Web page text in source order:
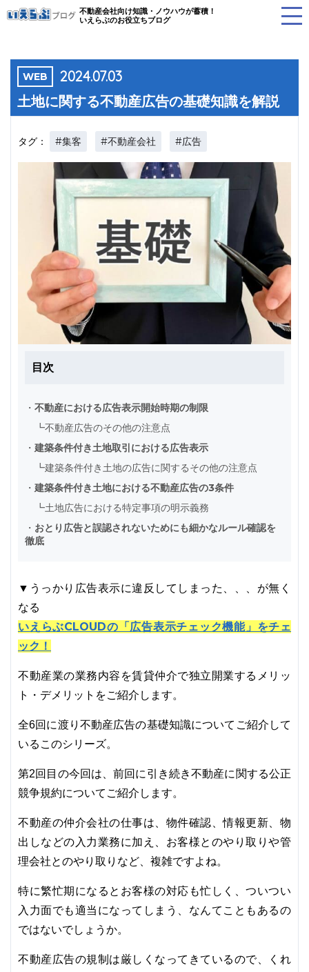
不動産会社向け知識・ノウハウが蓄積！
いえらぶのお役立ちブログ
WEB 2024.07.03
土地に関する不動産広告の基礎知識を解説
タグ： #集客 #不動産会社 #広告
目次
・ 不動産における広告表示開始時期の制限
┗不動産広告のその他の注意点
・ 建築条件付き土地取引における広告表示
┗建築条件付き土地の広告に関するその他の注意点
・ 建築条件付き土地における不動産広告の3条件
┗土地広告における特定事項の明示義務
・ おとり広告と誤認されないためにも細かなルール確認を
徹底
▼うっかり広告表示に違反してしまった、、、が無く
なる
いえらぶCLOUDの「広告表示チェック機能」をチェ
ック！
不動産業の業務内容を賃貸仲介で独立開業するメリッ
ト・デメリットをご紹介します。
全6回に渡り不動産広告の基礎知識についてご紹介して
いるこのシリーズ。
第2回目の今回は、前回に引き続き不動産に関する公正
競争規約についてご紹介します。
不動産の仲介会社の仕事は、物件確認、情報更新、物
出しなどの入力業務に加え、お客様とのやり取りや管
理会社とのやり取りなど、複雑ですよね。
特に繁忙期になるとお客様の対応も忙しく、ついつい
入力面でも適当になってしまう、なんてこともあるの
ではないでしょうか。
不動産広告の規制は厳しくなってきているので、くれ